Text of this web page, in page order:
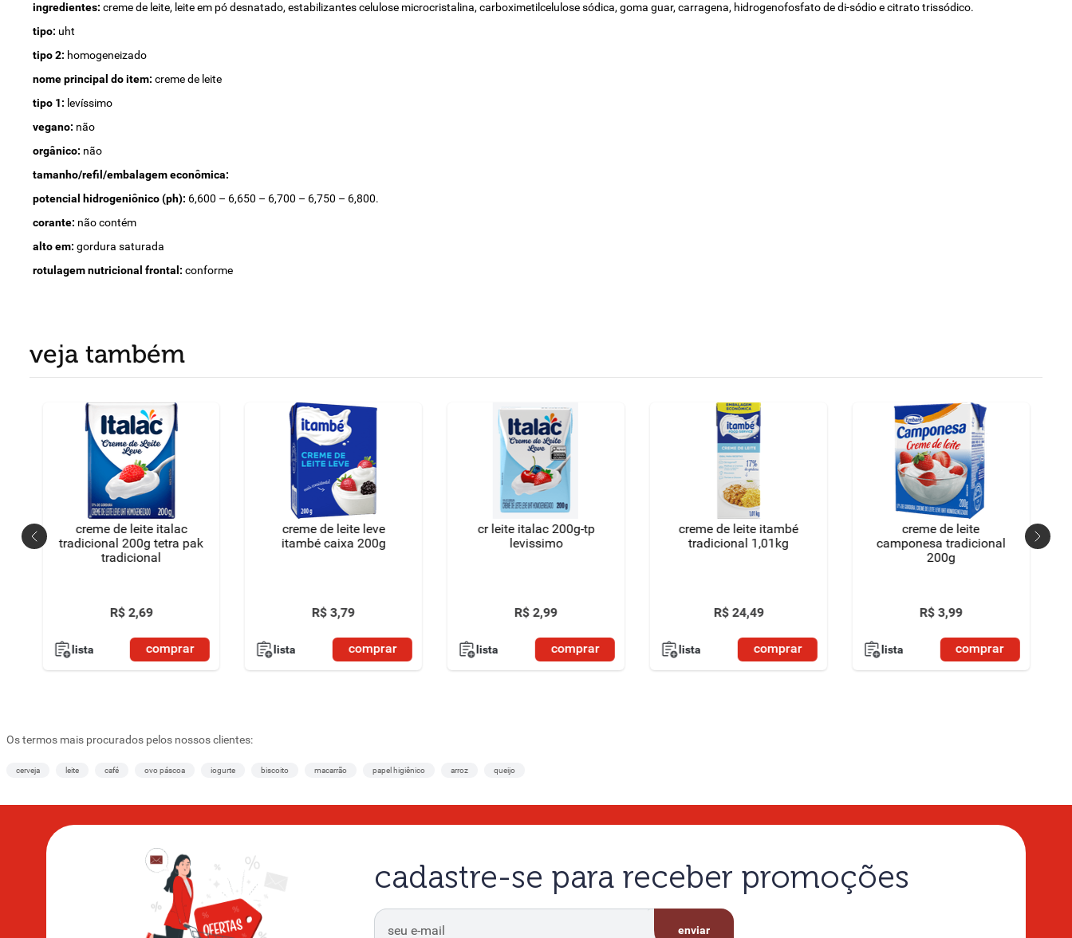
ingredientes: creme de leite, leite em pó desnatado, estabilizantes celulose microcristalina, carboximetilcelulose sódica, goma guar, carragena, hidrogenofosfato de di-sódio e citrato trissódico.
tipo: uht
tipo 2: homogeneizado
nome principal do item: creme de leite
tipo 1: levíssimo
vegano: não
orgânico: não
tamanho/refil/embalagem econômica:
potencial hidrogeniônico (ph): 6,600 – 6,650 – 6,700 – 6,750 – 6,800.
corante: não contém
alto em: gordura saturada
rotulagem nutricional frontal: conforme
veja também
creme de leite italac
tradicional 200g tetra pak
tradicional
R$ 2,69
lista comprar
creme de leite leve
itambé caixa 200g
R$ 3,79
lista comprar
cr leite italac 200g-tp
levissimo
R$ 2,99
lista comprar
creme de leite itambé
tradicional 1,01kg
R$ 24,49
lista comprar
creme de leite
camponesa tradicional
200g
R$ 3,99
lista comprar
Os termos mais procurados pelos nossos clientes:
cerveja leite café ovo páscoa iogurte biscoito macarrão papel higiênico arroz queijo
cadastre-se para receber promoções
enviar